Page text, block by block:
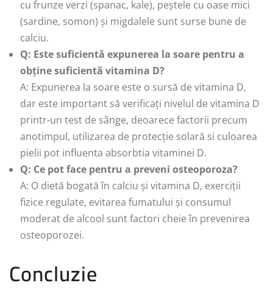
cu frunze verzi (spanac, kale), peștele cu oase mici
(sardine, somon) și migdalele sunt surse bune de
calciu.
Q: Este suficientă expunerea la soare pentru a
obține suficientă vitamina D?
A: Expunerea la soare este o sursă de vitamina D,
dar este important să verificați nivelul de vitamina D
printr-un test de sânge, deoarece factorii precum
anotimpul, utilizarea de protecție solară si culoarea
pielii pot influenta absorbtia vitaminei D.
Q: Ce pot face pentru a preveni osteoporoza?
A: O dietă bogată în calciu și vitamina D, exerciții
fizice regulate, evitarea fumatului și consumul
moderat de alcool sunt factori cheie în prevenirea
osteoporozei.
Concluzie